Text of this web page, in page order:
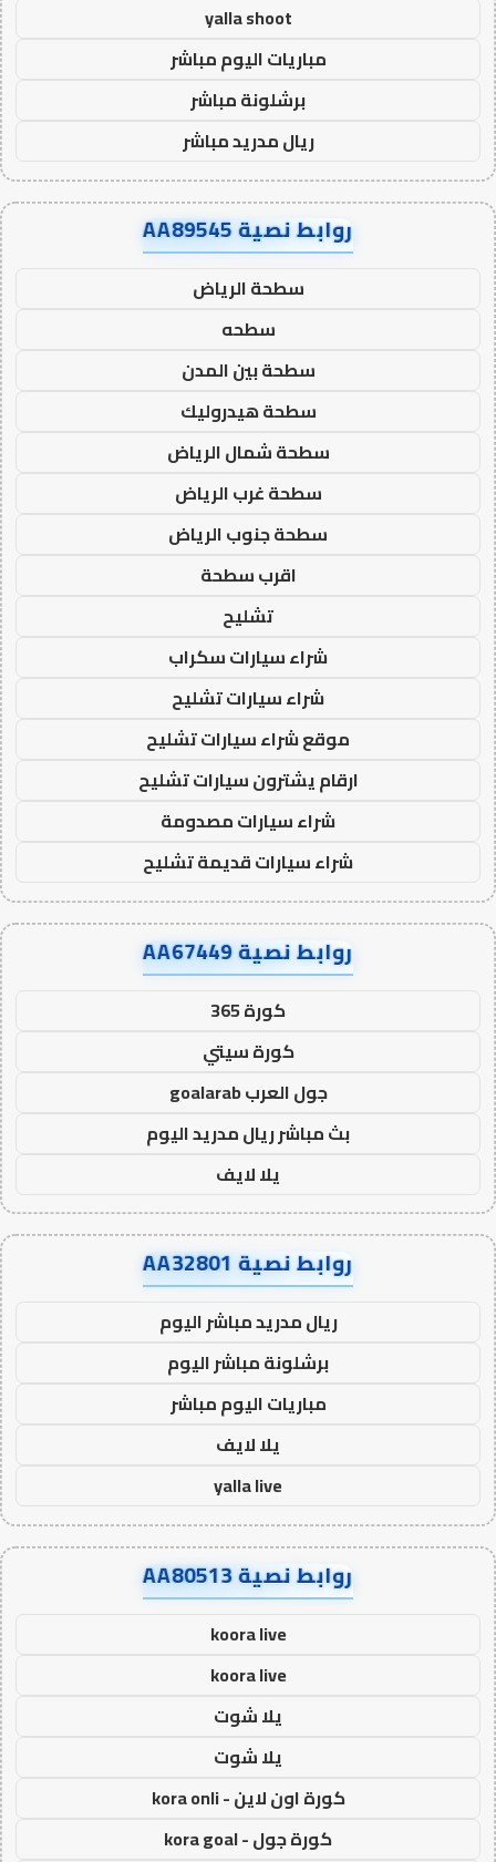
yalla shoot
مباريات اليوم مباشر
برشلونة مباشر
ريال مدريد مباشر
روابط نصية AA89545
سطحة الرياض
سطحه
سطحة بين المدن
سطحة هيدروليك
سطحة شمال الرياض
سطحة غرب الرياض
سطحة جنوب الرياض
اقرب سطحة
تشليح
شراء سيارات سكراب
شراء سيارات تشليح
موقع شراء سيارات تشليح
ارقام يشترون سيارات تشليح
شراء سيارات مصدومة
شراء سيارات قديمة تشليح
روابط نصية AA67449
كورة 365
كورة سيتي
جول العرب goalarab
بث مباشر ريال مدريد اليوم
يلا لايف
روابط نصية AA32801
ريال مدريد مباشر اليوم
برشلونة مباشر اليوم
مباريات اليوم مباشر
يلا لايف
yalla live
روابط نصية AA80513
koora live
koora live
يلا شوت
يلا شوت
كورة اون لاين - kora onli
كورة جول - kora goal